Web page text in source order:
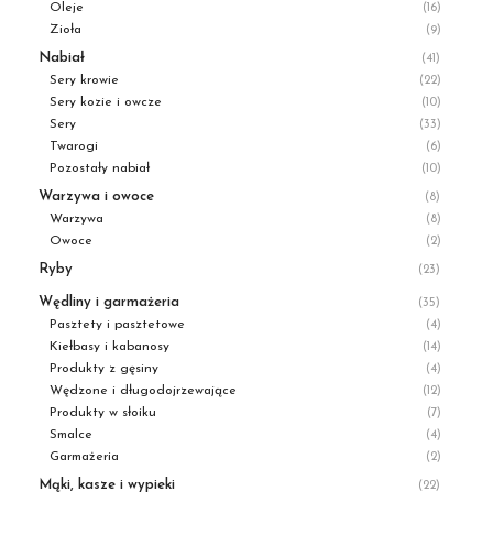
Oleje (16)
Zioła (9)
Nabiał (41)
Sery krowie (22)
Sery kozie i owcze (10)
Sery (33)
Twarogi (6)
Pozostały nabiał (10)
Warzywa i owoce (8)
Warzywa (8)
Owoce (2)
Ryby (23)
Wędliny i garmażeria (35)
Pasztety i pasztetowe (4)
Kiełbasy i kabanosy (14)
Produkty z gęsiny (4)
Wędzone i długodojrzewające (12)
Produkty w słoiku (7)
Smalce (4)
Garmażeria (2)
Mąki, kasze i wypieki (22)